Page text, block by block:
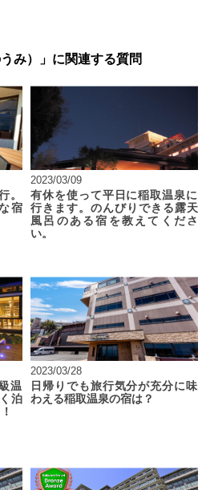
み）」に関連する質問
。
宿
2023/03/09
有休を使って平日に稲取温泉に
行きます。のんびりできる露天
風呂のある宿を教えてくださ
い。
温
泊
2023/03/28
日帰りでも旅行気分が充分に味
わえる稲取温泉の宿は？